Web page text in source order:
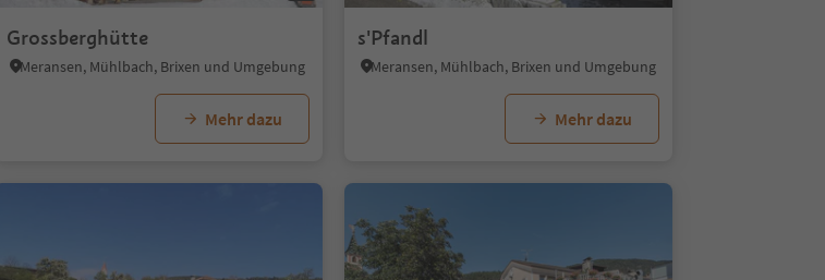
Grossberghütte
Meransen, Mühlbach, Brixen und Umgebung
Mehr dazu
s'Pfandl
Meransen, Mühlbach, Brixen und Umgebung
Mehr dazu